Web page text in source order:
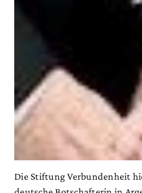
Die Stiftung Verbundenheit